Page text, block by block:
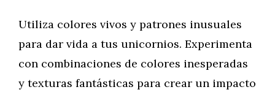
Utiliza colores vivos y patrones inusuales
para dar vida a tus unicornios. Experimenta
con combinaciones de colores inesperadas
y texturas fantásticas para crear un impacto